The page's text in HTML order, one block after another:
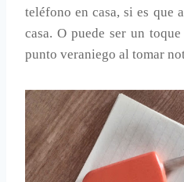
teléfono en casa, si es que
casa. O puede ser un
punto veraniego al tomar